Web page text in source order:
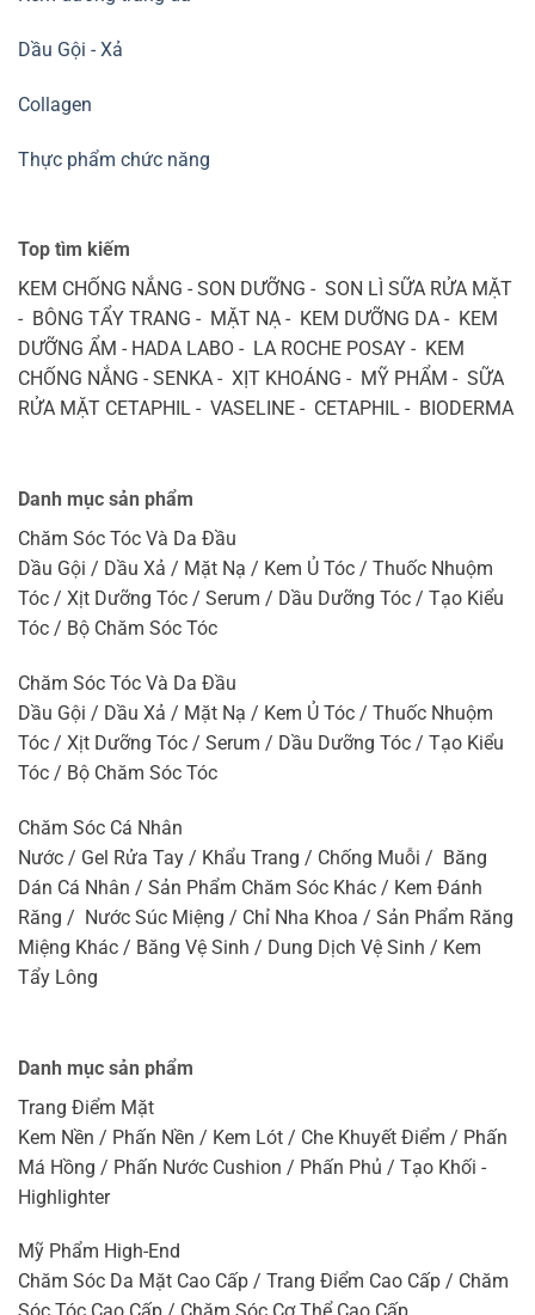
Dầu Gội - Xả
Collagen
Thực phẩm chức năng
Top tìm kiếm
KEM CHỐNG NẮNG - SON DƯỠNG - SON LÌ SỮA RỬA MẶT
- BÔNG TẨY TRANG - MẶT NẠ - KEM DƯỠNG DA - KEM
DƯỠNG ẨM - HADA LABO - LA ROCHE POSAY - KEM
CHỐNG NẮNG - SENKA - XỊT KHOÁNG - MỸ PHẨM - SỮA
RỬA MẶT CETAPHIL - VASELINE - CETAPHIL - BIODERMA
Danh mục sản phẩm
Chăm Sóc Tóc Và Da Đầu
Dầu Gội / Dầu Xả / Mặt Nạ / Kem Ủ Tóc / Thuốc Nhuộm
Tóc / Xịt Dưỡng Tóc / Serum / Dầu Dưỡng Tóc / Tạo Kiểu
Tóc / Bộ Chăm Sóc Tóc
Chăm Sóc Tóc Và Da Đầu
Dầu Gội / Dầu Xả / Mặt Nạ / Kem Ủ Tóc / Thuốc Nhuộm
Tóc / Xịt Dưỡng Tóc / Serum / Dầu Dưỡng Tóc / Tạo Kiểu
Tóc / Bộ Chăm Sóc Tóc
Chăm Sóc Cá Nhân
Nước / Gel Rửa Tay / Khẩu Trang / Chống Muỗi / Băng
Dán Cá Nhân / Sản Phẩm Chăm Sóc Khác / Kem Đánh
Răng / Nước Súc Miệng / Chỉ Nha Khoa / Sản Phẩm Răng
Miệng Khác / Băng Vệ Sinh / Dung Dịch Vệ Sinh / Kem
Tẩy Lông
Danh mục sản phẩm
Trang Điểm Mặt
Kem Nền / Phấn Nền / Kem Lót / Che Khuyết Điểm / Phấn
Má Hồng / Phấn Nước Cushion / Phấn Phủ / Tạo Khối -
Highlighter
Mỹ Phẩm High-End
Chăm Sóc Da Mặt Cao Cấp / Trang Điểm Cao Cấp / Chăm